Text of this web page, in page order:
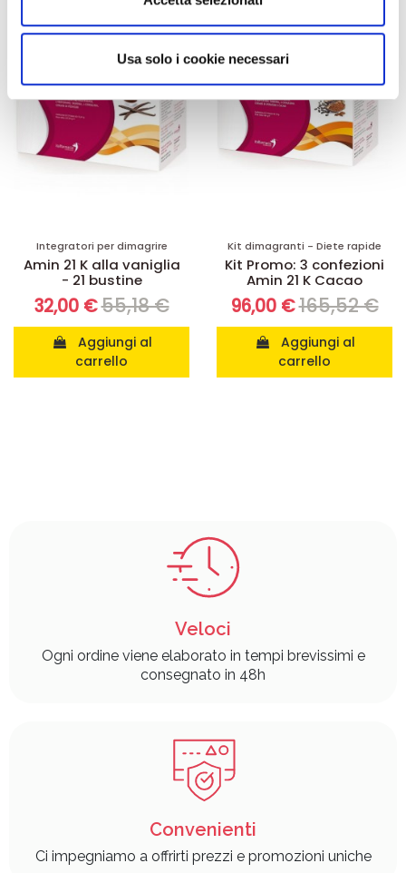
analizzare il nostro traffico. Condividiamo inoltre
informazioni sul modo in cui utilizza il nostro sito con i
nostri partner che si occupano di analisi dei dati web,
pubblicità e social media, i quali potrebbero combinarle
con altre informazioni che ha fornito loro o che hanno
raccolto dal suo utilizzo dei loro servizi.
Usa solo i cookie necessari
Integratori per dimagrire
Amin 21 K alla vaniglia
- 21 bustine
32,00 €55,18 €
carrello
Kit dimagranti - Diete rapide
Kit Promo: 3 confezioni
Amin 21 K Cacao
96,00 €165,52 €
carrello
-42%
Veloci
Ogni ordine viene elaborato in tempi brevissimi e
consegnato in 48h
Convenienti
Ci impegniamo a offrirti prezzi e promozioni uniche